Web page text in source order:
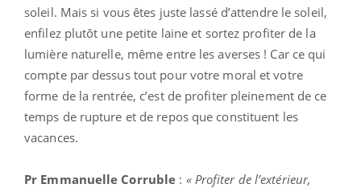
soleil. Mais si vous êtes juste lassé d’attendre le soleil,
enfilez plutôt une petite laine et sortez profiter de la
lumière naturelle, même entre les averses ! Car ce qui
compte par dessus tout pour votre moral et votre
forme de la rentrée, c’est de profiter pleinement de ce
temps de rupture et de repos que constituent les
vacances.
Pr Emmanuelle Corruble : « Profiter de l’extérieur,